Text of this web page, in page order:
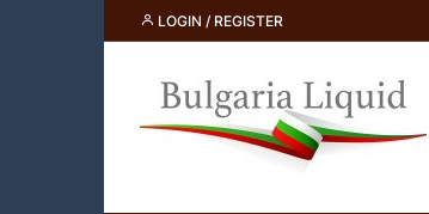
to
LOGIN / REGISTER